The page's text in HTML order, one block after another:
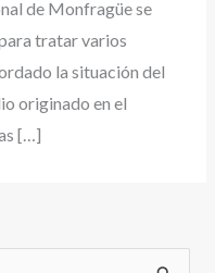
de Monfragüe se
tratar varios
la situación del
originado en el
[…]